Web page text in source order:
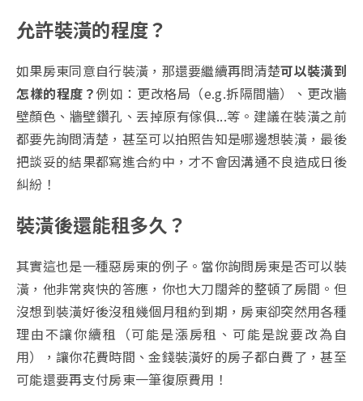
允許裝潢的程度？
如果房東同意自行裝潢，那還要繼續再問清楚可以裝潢到
怎樣的程度？例如：更改格局（e.g.拆隔間牆）、更改牆
壁顏色、牆壁鑽孔、丟掉原有傢俱...等。建議在裝潢之前
都要先詢問清楚，甚至可以拍照告知是哪邊想裝潢，最後
把談妥的結果都寫進合約中，才不會因溝通不良造成日後
糾紛！
裝潢後還能租多久？
其實這也是一種惡房東的例子。當你詢問房東是否可以裝
潢，他非常爽快的答應，你也大刀闊斧的整頓了房間。但
沒想到裝潢好後沒租幾個月租約到期，房東卻突然用各種
理由不讓你續租（可能是漲房租、可能是說要改為自
用），讓你花費時間、金錢裝潢好的房子都白費了，甚至
可能還要再支付房東一筆復原費用！